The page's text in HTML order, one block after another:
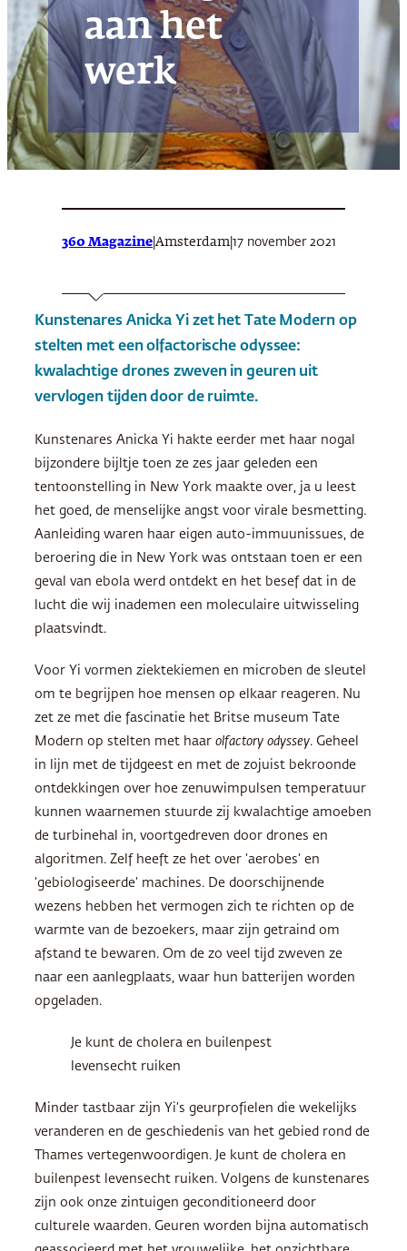
aan het
werk
360 Magazine Amsterdam 17 november 2021
Kunstenares Anicka Yi zet het Tate Modern op
stelten met een olfactorische odyssee:
kwalachtige drones zweven in geuren uit
vervlogen tijden door de ruimte.
Kunstenares Anicka Yi hakte eerder met haar nogal
bijzondere bijltje toen ze zes jaar geleden een
tentoonstelling in New York maakte over, ja u leest
het goed, de menselijke angst voor virale besmetting.
Aanleiding waren haar eigen auto-immuunissues, de
beroering die in New York was ontstaan toen er een
geval van ebola werd ontdekt en het besef dat in de
lucht die wij inademen een moleculaire uitwisseling
plaatsvindt.
Voor Yi vormen ziektekiemen en microben de sleutel
om te begrijpen hoe mensen op elkaar reageren. Nu
zet ze met die fascinatie het Britse museum Tate
Modern op stelten met haar olfactory odyssey. Geheel
in lijn met de tijdgeest en met de zojuist bekroonde
ontdekkingen over hoe zenuwimpulsen temperatuur
kunnen waarnemen stuurde zij kwalachtige amoeben
de turbinehal in, voortgedreven door drones en
algoritmen. Zelf heeft ze het over ‘aerobes’ en
‘gebiologiseerde’ machines. De doorschijnende
wezens hebben het vermogen zich te richten op de
warmte van de bezoekers, maar zijn getraind om
afstand te bewaren. Om de zo veel tijd zweven ze
naar een aanlegplaats, waar hun batterijen worden
opgeladen.
Je kunt de cholera en builenpest
levensecht ruiken
Minder tastbaar zijn Yi’s geurprofielen die wekelijks
veranderen en de geschiedenis van het gebied rond de
Thames vertegenwoordigen. Je kunt de cholera en
builenpest levensecht ruiken. Volgens de kunstenares
zijn ook onze zintuigen geconditioneerd door
culturele waarden. Geuren worden bijna automatisch